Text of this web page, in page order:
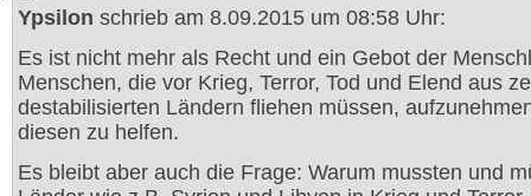
Ypsilon schrieb am 8.09.2015 um 08:58 Uhr:
Es ist nicht mehr als Recht und ein Gebot der
Menschen, die vor Krieg, Terror, Tod und Elend aus
destabilisierten Ländern fliehen müssen,
diesen zu helfen.
Es bleibt aber auch die Frage: Warum mussten und